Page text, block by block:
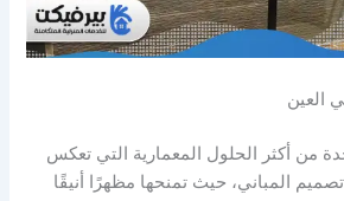
العين
من أكثر الحلول المعمارية التي تعكس
المباني، حيث تمنحها مظهرًا أنيقًا